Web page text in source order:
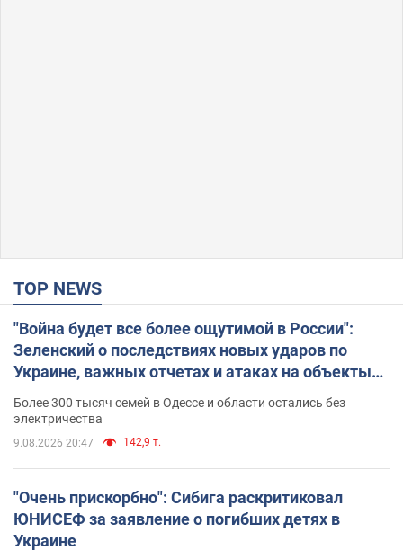
TOP NEWS
"Война будет все более ощутимой в России":
Зеленский о последствиях новых ударов по
Украине, важных отчетах и атаках на объекты
противника. Видео
Более 300 тысяч семей в Одессе и области остались без
электричества
9.08.2026 20:47 142,9 т.
"Очень прискорбно": Сибига раскритиковал
ЮНИСЕФ за заявление о погибших детях в
Украине